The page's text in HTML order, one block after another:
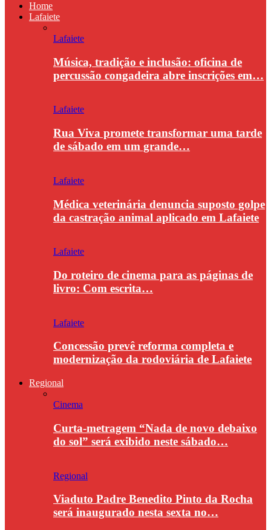
Home
Lafaiete
Lafaiete
Música, tradição e inclusão: oficina de
percussão congadeira abre inscrições em…
Lafaiete
Rua Viva promete transformar uma tarde
de sábado em um grande…
Lafaiete
Médica veterinária denuncia suposto golpe
da castração animal aplicado em Lafaiete
Lafaiete
Do roteiro de cinema para as páginas de
livro: Com escrita…
Lafaiete
Concessão prevê reforma completa e
modernização da rodoviária de Lafaiete
Regional
Cinema
Curta-metragem “Nada de novo debaixo
do sol” será exibido neste sábado…
Regional
Viaduto Padre Benedito Pinto da Rocha
será inaugurado nesta sexta no…